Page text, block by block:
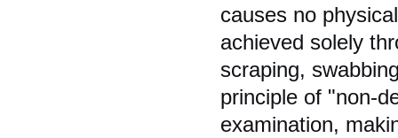
causes no
achieved solely
scraping,
principle of "non-
examination,